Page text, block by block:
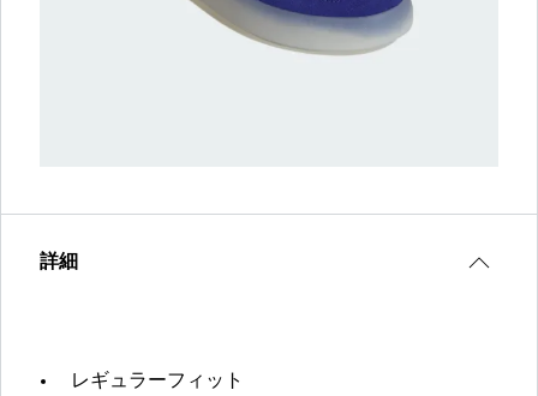
詳細
レギュラーフィット